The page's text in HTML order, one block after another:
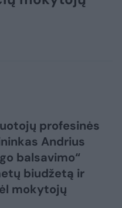
profesinės
Andrius
balsavimo“
biudžetą ir
mokytojų